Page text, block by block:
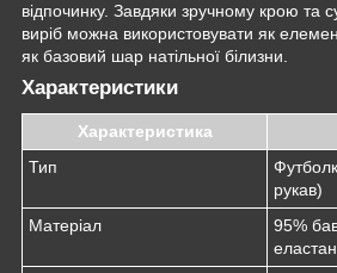
відпочинку. Завдяки зручному крою та
виріб можна використовувати як
як базовий шар натільної білизни.
Характеристики
Характеристика
Тип
рукав)
Матеріал
95%